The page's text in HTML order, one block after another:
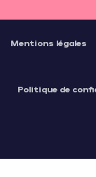
Mentions légales
Politique de